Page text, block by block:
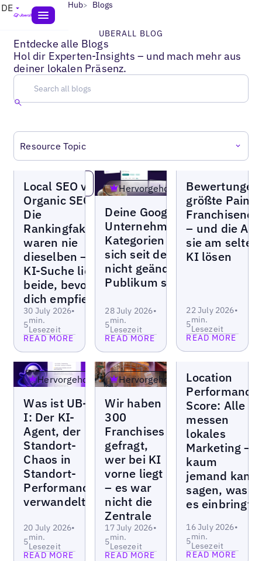
DE All Resources Hub> Blogs
UBERALL BLOG
Entdecke alle Blogs
Hol dir Experten-Insights – und mach mehr aus
deiner lokalen Präsenz.
Resource Topic
Local SEO vs
Organic SEO:
Die
Rankingfaktoren
waren nie
dieselben – und
KI-Suche liest
beide, bevor sie
dich empfiehlt
30 July 2026•
5min.
Lesezeit
Read more
READ MORE
Hervorgehoben
Deine Google-
Unternehmensprofil-
Kategorien haben
sich seit dem Setup
nicht geändert – ihr
Publikum schon
28 July 2026•
5min.
Lesezeit
Read more
READ MORE
größte Pain
– und die
sie am
KI lösen
22 July 2026•
5min.
Lesezeit
Read more
READ MORE
Hervorgehoben
Was ist UB-
I: Der KI-
Agent, der
Standort-
Chaos in
Standort-
Performance
verwandelt
20 July 2026•
5min.
Lesezeit
Read more
READ MORE
Hervorgehoben
Wir haben
300
Franchises
gefragt,
wer bei KI
vorne liegt
– es war
nicht die
Zentrale
17 July 2026•
5min.
Lesezeit
Read more
READ MORE
Location
Performance
Score: Alle
messen
lokales
Marketing –
kaum
jemand kann
sagen, was
es einbringt
16 July 2026•
5min.
Lesezeit
Read more
READ MORE
MEHR LADEN